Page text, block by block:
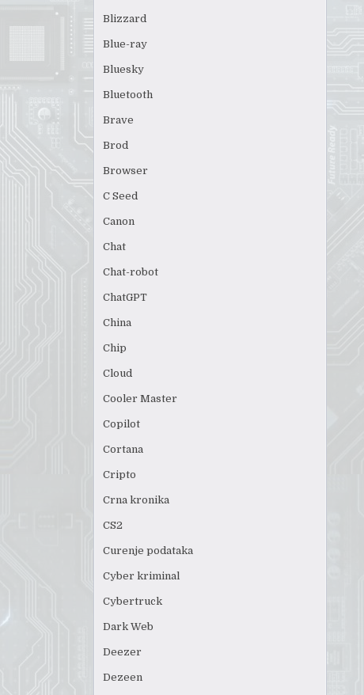
Blizzard
Blue-ray
Bluesky
Bluetooth
Brave
Brod
Browser
C Seed
Canon
Chat
Chat-robot
ChatGPT
China
Chip
Cloud
Cooler Master
Copilot
Cortana
Cripto
Crna kronika
CS2
Curenje podataka
Cyber kriminal
Cybertruck
Dark Web
Deezer
Dezeen